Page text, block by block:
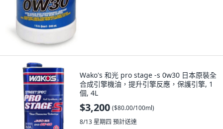
Wako's 和光 pro stage -s 0w30 日本原裝全
合成引擎機油，提升引擎反應，保護引擎, 1
個, 4L
$3,200 ($80.00/100ml)
8/13 星期四 預計送達